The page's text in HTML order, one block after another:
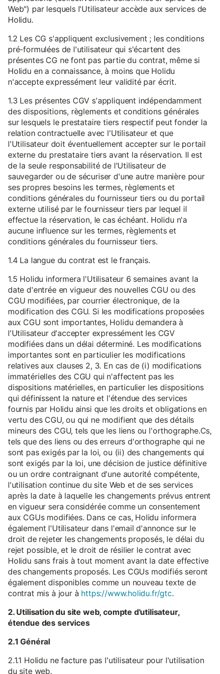
Web") par lesquels l'Utilisateur accède aux services de
Holidu.
1.2 Les CG s'appliquent exclusivement ; les conditions
pré-formulées de l'utilisateur qui s'écartent des
présentes CG ne font pas partie du contrat, même si
Holidu en a connaissance, à moins que Holidu
n'accepte expressément leur validité par écrit.
1.3 Les présentes CGV s'appliquent indépendamment
des dispositions, règlements et conditions générales
sur lesquels le prestataire tiers respectif peut fonder la
relation contractuelle avec l'Utilisateur et que
l'Utilisateur doit éventuellement accepter sur le portail
externe du prestataire tiers avant la réservation. Il est
de la seule responsabilité de l'Utilisateur de
sauvegarder ou de sécuriser d'une autre manière pour
ses propres besoins les termes, règlements et
conditions générales du fournisseur tiers ou du portail
externe utilisé par le fournisseur tiers par lequel il
effectue la réservation, le cas échéant. Holidu n'a
aucune influence sur les termes, règlements et
conditions générales du fournisseur tiers.
1.4 La langue du contrat est le français.
1.5 Holidu informera l'Utilisateur 6 semaines avant la
date d'entrée en vigueur des nouvelles CGU ou des
CGU modifiées, par courrier électronique, de la
modification des CGU. Si les modifications proposées
aux CGU sont importantes, Holidu demandera à
l'Utilisateur d'accepter expressément les CGV
modifiées dans un délai déterminé. Les modifications
importantes sont en particulier les modifications
relatives aux clauses 2, 3. En cas de (i) modifications
immatérielles des CGU qui n'affectent pas les
dispositions matérielles, en particulier les dispositions
qui définissent la nature et l'étendue des services
fournis par Holidu ainsi que les droits et obligations en
vertu des CGU, ou qui ne modifient que des détails
mineurs des CGU, tels que les liens ou l'orthographe.Cs,
tels que des liens ou des erreurs d'orthographe qui ne
sont pas exigés par la loi, ou (ii) des changements qui
sont exigés par la loi, une décision de justice définitive
ou un ordre contraignant d'une autorité compétente,
l'utilisation continue du site Web et de ses services
après la date à laquelle les changements prévus entrent
en vigueur sera considérée comme un consentement
aux CGUs modifiées. Dans ce cas, Holidu informera
également l'Utilisateur dans l'email d'annonce sur le
droit de rejeter les changements proposés, le délai du
rejet possible, et le droit de résilier le contrat avec
Holidu sans frais à tout moment avant la date effective
des changements proposés. Les CGUs modifiés seront
également disponibles comme un nouveau texte de
contrat mis à jour à https://www.holidu.fr/gtc.
2. Utilisation du site web, compte d'utilisateur,
étendue des services
2.1 Général
2.1.1 Holidu ne facture pas l'utilisateur pour l'utilisation
du site web.